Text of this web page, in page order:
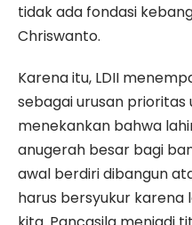
tidak ada fondasi
Chriswanto.
Karena itu, LDII
sebagai urusan
menekankan bahwa
anugerah besar bagi
awal berdiri dibangun
harus bersyukur karena